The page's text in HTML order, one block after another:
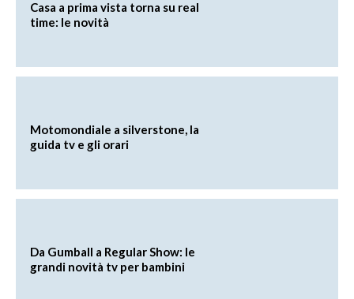
Casa a prima vista torna su real
time: le novità
Motomondiale a silverstone, la
guida tv e gli orari
Da Gumball a Regular Show: le
grandi novità tv per bambini